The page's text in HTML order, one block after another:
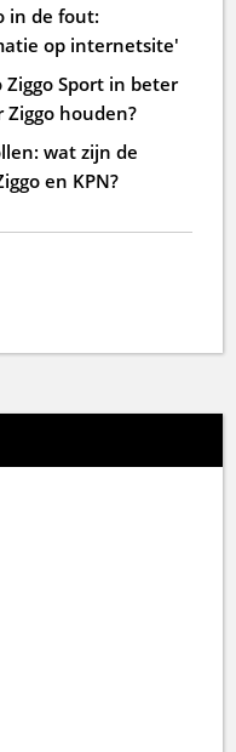
in de fout:
op internetsite'
Ziggo Sport in beter
Ziggo houden?
wat zijn de
en KPN?